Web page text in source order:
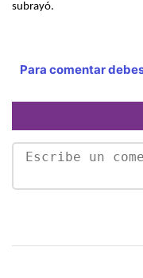
subrayó.
Para comentar